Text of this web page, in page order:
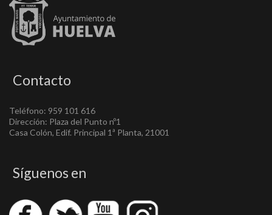
Contacto
Teléfono: 959 101 616
Dirección: Plaza del Punto nº1
Casa Colón, Edif. Principal 1ª Planta, 21001
Síguenos en